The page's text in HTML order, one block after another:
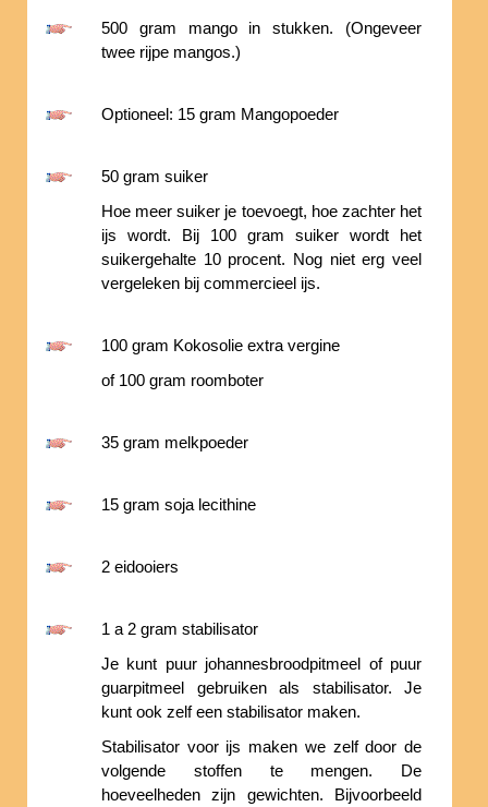
500 gram mango in stukken. (Ongeveer
twee rijpe mangos.)
Optioneel: 15 gram Mangopoeder
50 gram suiker
Hoe meer suiker je toevoegt, hoe zachter het
ijs wordt. Bij 100 gram suiker wordt het
suikergehalte 10 procent. Nog niet erg veel
vergeleken bij commercieel ijs.
100 gram Kokosolie extra vergine
of 100 gram roomboter
35 gram melkpoeder
15 gram soja lecithine
2 eidooiers
1 a 2 gram stabilisator
Je kunt puur johannesbroodpitmeel of puur
guarpitmeel gebruiken als stabilisator. Je
kunt ook zelf een stabilisator maken.
Stabilisator voor ijs maken we zelf door de
volgende stoffen te mengen. De
hoeveelheden zijn gewichten. Bijvoorbeeld